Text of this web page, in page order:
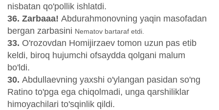
nisbatan qo'pollik ishlatdi.
36. Zarbaaa! Abdurahmonovning yaqin masofadan
bergan zarbasini Nematov bartaraf etdi.
33. O'rozovdan Homijirzaev tomon uzun pas etib
keldi, biroq hujumchi ofsaydda qolgani malum
bo'ldi.
30. Abdullaevning yaxshi o'ylangan pasidan so'ng
Ratino to'pga ega chiqolmadi, unga qarshiliklar
himoyachilari to'sqinlik qildi.